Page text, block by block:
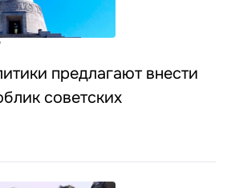
предлагают внести
советских